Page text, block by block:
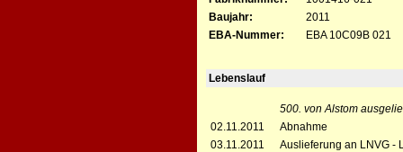
Baujahr:
2011
EBA-Nummer:
EBA 10C09B 021
Lebenslauf
500. von Alstom
02.11.2011
Abnahme
03.11.2011
Auslieferung an LNVG -